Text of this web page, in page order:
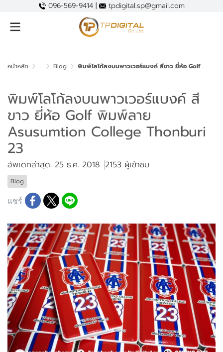
096-569-9414 | tpdigital.sp@gmail.com
หน้าหลัก ... Blog พิมพ์โลโก้ลงบนพาวเวอร์แบงค์ สีขาว ยี่ห้อ Golf พิมพ์ลาย Asusumtion College Thonburi 23
พิมพ์โลโก้ลงบนพาวเวอร์แบงค์ สี
ขาว ยี่ห้อ Golf พิมพ์ลาย
Asusumtion College Thonburi
23
อัพเดทล่าสุด: 25 ธ.ค. 2018 2153 ผู้เข้าชม
Blog
แชร์